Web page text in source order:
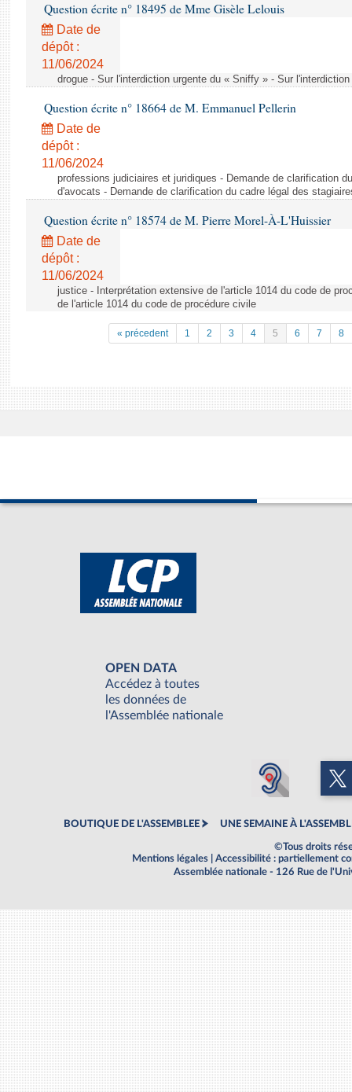
Question écrite n° 18495 de Mme Gisèle Lelouis
Date de
dépôt :
11/06/2024
drogue - Sur l'interdiction urgente du « Sniffy » - Sur
Question écrite n° 18664 de M. Emmanuel Pellerin
Date de
dépôt :
11/06/2024
professions judiciaires et juridiques - Demande de clarification
d'avocats - Demande de clarification du cadre légal des
Question écrite n° 18574 de M. Pierre Morel-À-L'Huissier
Date de
dépôt :
11/06/2024
justice - Interprétation extensive de l'article 1014 du code de
de l'article 1014 du code de procédure civile
« précedent 1 2 3 4 5 6 7 8
OPEN DATA
Accédez à toutes
les données de
l'Assemblée nationale
BOUTIQUE DE L'ASSEMBLEE UNE SEMAINE À
©Tous droits
Mentions légales
Accessibilité : partiellement
Assemblée nationale - 126 Rue de